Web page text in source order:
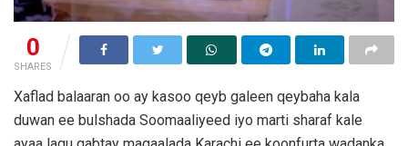
0
SHARES
Xaflad balaaran oo ay kasoo qeyb galeen qeybaha kala
duwan ee bulshada Soomaaliyeed iyo marti sharaf kale